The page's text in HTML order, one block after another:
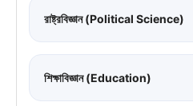
রাষ্ট্রবিজ্ঞান (Political Science)
শিক্ষাবিজ্ঞান (Education)